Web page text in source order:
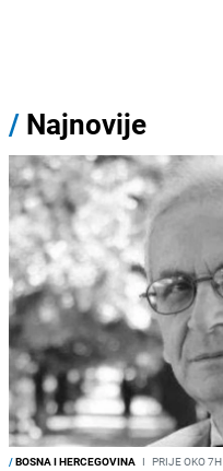
/ Najnovije
/BOSNA I HERCEGOVINA I PRIJE OKO 7H